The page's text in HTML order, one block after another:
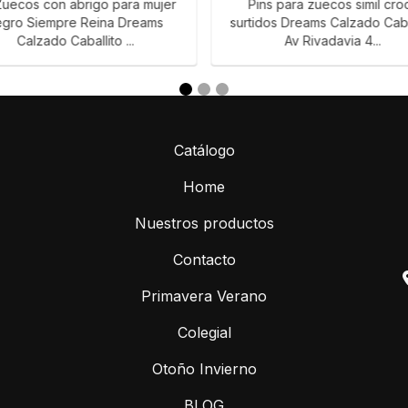
con abrigo para mujer
Siempre Reina Dreams
Calzado Caballito ...
Pins para zuecos simil
surtidos Dreams Calzado
Av Rivadavia 4...
Catálogo
Home
Nuestros productos
Contacto
Primavera Verano
Colegial
Otoño Invierno